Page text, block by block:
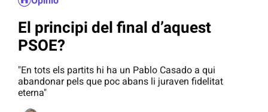
El principi del final d’aquest
PSOE?
"En tots els partits hi ha un Pablo Casado a qui
abandonar pels que poc abans li juraven fidelitat
eterna"